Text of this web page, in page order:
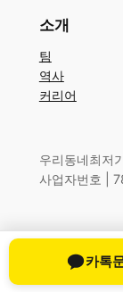
소개
팀
역사
커리어
우리동네최저
사업자번호 |
카톡